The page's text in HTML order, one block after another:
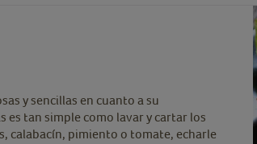
y sencillas en cuanto a su
es tan simple como lavar y cartar los
calabacín, pimiento o tomate, echarle